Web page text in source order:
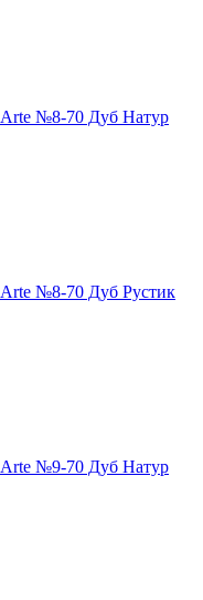
№8-70 Дуб Натур
№8-70 Дуб Рустик
№9-70 Дуб Натур